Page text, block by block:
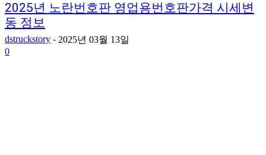
2025년 노란번호판 영업용번호판가격 시세변
동 정보
dstruckstory - 2025년 03월 13일
0